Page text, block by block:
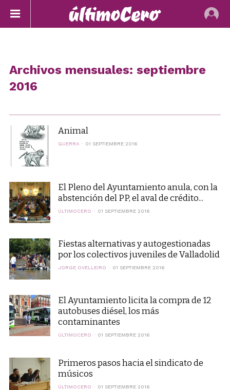
Archivos mensuales: septiembre
2016
Animal
GUERRA 01 SEPTIEMBRE 2016
El Pleno del Ayuntamiento anula, con la
abstención del PP, el aval de crédito...
ÚLTIMOCERO 01 SEPTIEMBRE 2016
Fiestas alternativas y autogestionadas
por los colectivos juveniles de Valladolid
JORGE OVELLEIRO 01 SEPTIEMBRE 2016
El Ayuntamiento licita la compra de 12
autobuses diésel, los más
contaminantes
ÚLTIMOCERO 01 SEPTIEMBRE 2016
Primeros pasos hacia el sindicato de
músicos
ÚLTIMOCERO 01 SEPTIEMBRE 2016